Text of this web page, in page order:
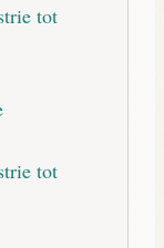
tot
tot